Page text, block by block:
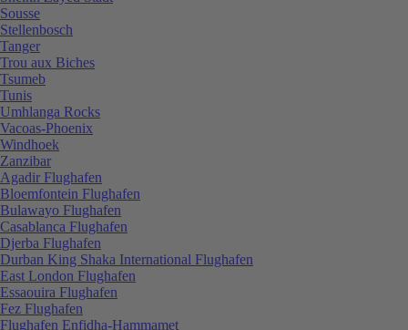
Sousse
Stellenbosch
Tanger
Trou aux Biches
Tsumeb
Tunis
Umhlanga Rocks
Vacoas-Phoenix
Windhoek
Zanzibar
Agadir Flughafen
Bloemfontein Flughafen
Bulawayo Flughafen
Casablanca Flughafen
Djerba Flughafen
Durban King Shaka International Flughafen
East London Flughafen
Essaouira Flughafen
Fez Flughafen
Flughafen Enfidha-Hammamet